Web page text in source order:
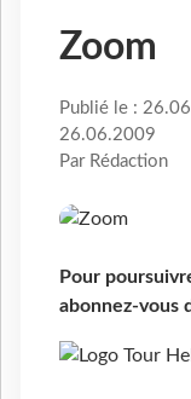
Zoom
Publié le :
26.06.2009
Par Rédaction
Pour
abonnez-vous